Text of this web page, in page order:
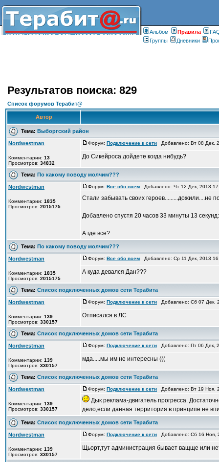
Альбом Правилa
Группы
Дневники
Результатов поиска: 829
Список форумов Терабит@
Автор
Тема: Выборгский район
Nordwestman
Комментарии: 13
Просмотров: 34832
Форум: Подключение к сети Добавлено: Вт 08 Дек,
До Сикейроса дойдете когда нибудь?
Тема: По какому поводу молчим???
Nordwestman
Комментарии: 1835
Просмотров: 2015175
Форум: Все обо всем Добавлено: Чт 12 Дек, 2013
Стали забывать своих героев.........дожили....не
Добавлено спустя 20 часов 33 минуты 13 секунд:
А где все?
Тема: По какому поводу молчим???
Nordwestman
Комментарии: 1835
Просмотров: 2015175
Форум: Все обо всем Добавлено: Ср 11 Дек, 2013
А куда девался Дан???
Тема: Список подключенных домов сети Терабита
Nordwestman
Комментарии: 139
Просмотров: 330157
Форум: Подключение к сети Добавлено: Сб 07
Отписался в ЛС
Тема: Список подключенных домов сети Терабита
Nordwestman
Комментарии: 139
Просмотров: 330157
Форум: Подключение к сети Добавлено: Пт 06 Дек,
мда.....мы им не интересны (((
Тема: Список подключенных домов сети Терабита
Nordwestman
Комментарии: 139
Просмотров: 330157
Форум: Подключение к сети Добавлено: Вт 19
Дык реклама-двигатель прогресса.
дело,если данная территория в принципе не
Тема: Список подключенных домов сети Терабита
Nordwestman
Комментарии: 139
Просмотров: 330157
Форум: Подключение к сети Добавлено: Сб 16
Щьорт,тут администрация бывает ващще или